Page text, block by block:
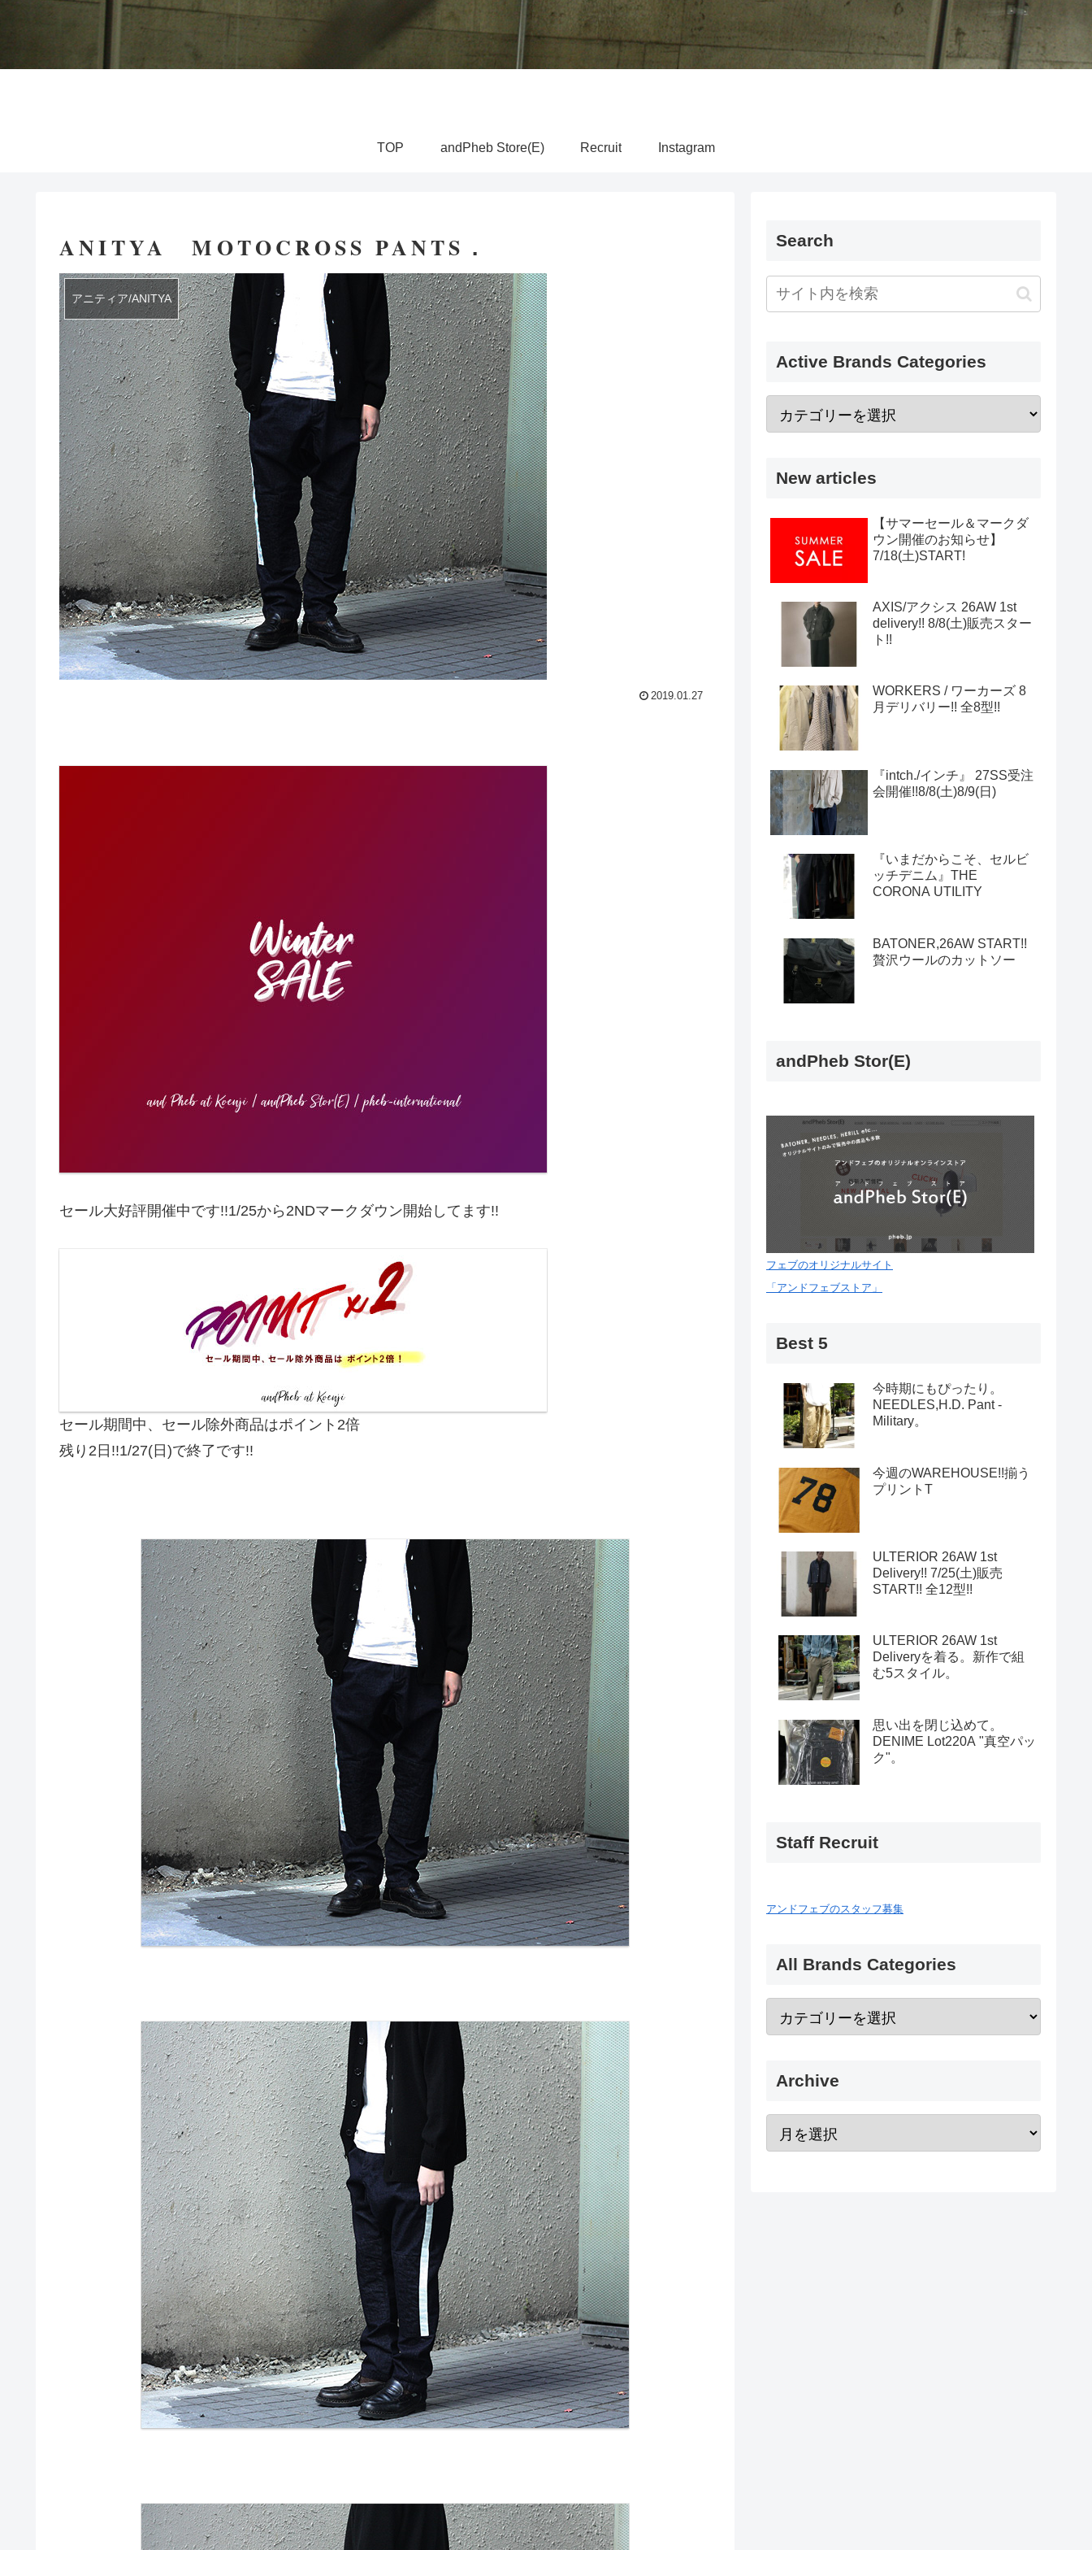
TOP andPheb Store(E) Recruit Instagram
ANITYA MOTOCROSS PANTS．
アニティア/ANITYA
2019.01.27
セール大好評開催中です!!1/25から2NDマークダウン開始してます!!
セール期間中、セール除外商品はポイント2倍
残り2日!!1/27(日)で終了です!!
Search
Active Brands Categories
New articles
【サマーセール＆マークダ
ウン開催のお知らせ】
7/18(土)START!
AXIS/アクシス 26AW 1st
delivery!! 8/8(土)販売スター
ト!!
WORKERS / ワーカーズ 8
月デリバリー!! 全8型!!
『intch./インチ』 27SS受注
会開催!!8/8(土)8/9(日)
『いまだからこそ、セルビ
ッチデニム』THE
CORONA UTILITY
BATONER,26AW START!!
贅沢ウールのカットソー
andPheb Stor(E)
フェブのオリジナルサイト
「アンドフェブストア」
Best 5
今時期にもぴったり。
NEEDLES,H.D. Pant -
Military。
今週のWAREHOUSE!!揃う
プリントT
ULTERIOR 26AW 1st
Delivery!! 7/25(土)販売
START!! 全12型!!
ULTERIOR 26AW 1st
Deliveryを着る。新作で組
む5スタイル。
思い出を閉じ込めて。
DENIME Lot220A "真空パッ
ク"。
Staff Recruit
アンドフェブのスタッフ募集
All Brands Categories
Archive